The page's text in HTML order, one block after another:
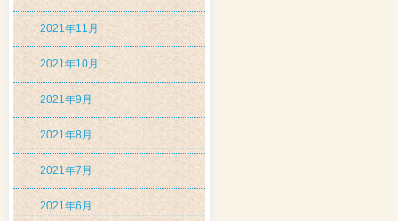
2021年11月
2021年10月
2021年9月
2021年8月
2021年7月
2021年6月